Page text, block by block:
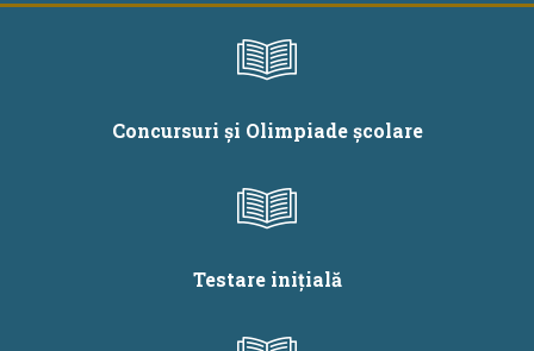
Concursuri și Olimpiade școlare
Testare inițială